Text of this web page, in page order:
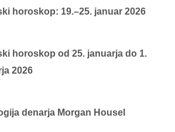
horoskop: 19.–25. januar 2026
horoskop od 25. januarja do 1.
2026
denarja Morgan Housel